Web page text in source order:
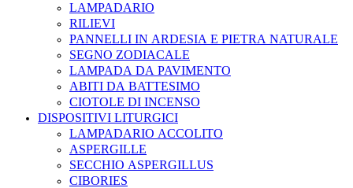
LAMPADARIO
RILIEVI
PANNELLI IN ARDESIA E PIETRA NATURALE
SEGNO ZODIACALE
LAMPADA DA PAVIMENTO
ABITI DA BATTESIMO
CIOTOLE DI INCENSO
DISPOSITIVI LITURGICI
LAMPADARIO ACCOLITO
ASPERGILLE
SECCHIO ASPERGILLUS
CIBORIES